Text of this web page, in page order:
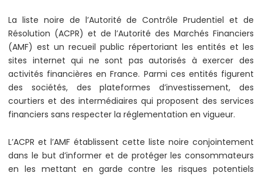
La liste noire de l’Autorité de Contrôle Prudentiel et de
Résolution (ACPR) et de l’Autorité des Marchés Financiers
(AMF) est un recueil public répertoriant les entités et les
sites internet qui ne sont pas autorisés à exercer des
activités financières en France. Parmi ces entités figurent
des sociétés, des plateformes d’investissement, des
courtiers et des intermédiaires qui proposent des services
financiers sans respecter la réglementation en vigueur.
L’ACPR et l’AMF établissent cette liste noire conjointement
dans le but d’informer et de protéger les consommateurs
en les mettant en garde contre les risques potentiels